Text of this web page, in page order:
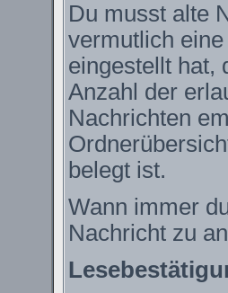
Du musst alte
vermutlich
eingestellt hat,
Anzahl der
Nachrichten
belegt ist.
Wann immer
Nachricht zu